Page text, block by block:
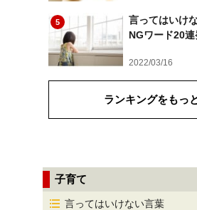
5
言ってはいけ
NGワード20連
2022/03/16
ランキングをもっ
子育て
言ってはいけない言葉